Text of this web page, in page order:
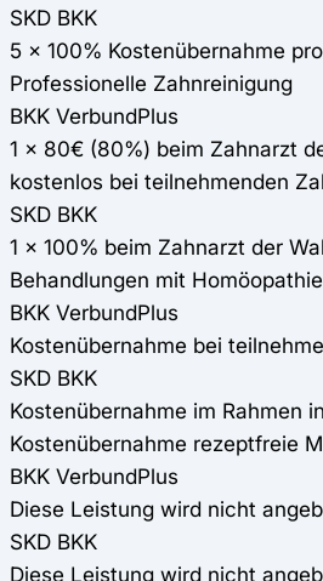
SKD BKK
5 x 100% Kostenübernahme
Professionelle Zahnreinigung
BKK VerbundPlus
1 x 80€ (80%) beim Zahnarzt
kostenlos bei teilnehmenden
SKD BKK
1 x 100% beim Zahnarzt der
Behandlungen mit Homöopathie
BKK VerbundPlus
Kostenübernahme bei
SKD BKK
Kostenübernahme im Rahmen
Kostenübernahme rezeptfreie
BKK VerbundPlus
Diese Leistung wird nicht
SKD BKK
Diese Leistung wird nicht